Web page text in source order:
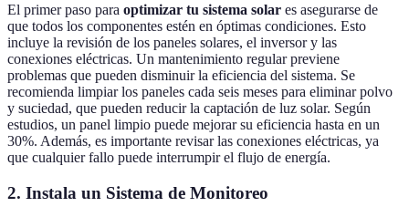
El primer paso para optimizar tu sistema solar es asegurarse de
que todos los componentes estén en óptimas condiciones. Esto
incluye la revisión de los paneles solares, el inversor y las
conexiones eléctricas. Un mantenimiento regular previene
problemas que pueden disminuir la eficiencia del sistema. Se
recomienda limpiar los paneles cada seis meses para eliminar polvo
y suciedad, que pueden reducir la captación de luz solar. Según
estudios, un panel limpio puede mejorar su eficiencia hasta en un
30%. Además, es importante revisar las conexiones eléctricas, ya
que cualquier fallo puede interrumpir el flujo de energía.
2. Instala un Sistema de Monitoreo